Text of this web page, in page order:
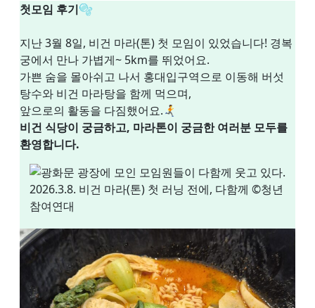
첫모임 후기🫧
지난 3월 8일, 비건 마라(톤) 첫 모임이 있었습니다! 경복
궁에서 만나 가볍게~ 5km를 뛰었어요.
가쁜 숨을 몰아쉬고 나서 홍대입구역으로 이동해 버섯
탕수와 비건 마라탕을 함께 먹으며,
앞으로의 활동을 다짐했어요.🏃‍➡️
비건 식당이 궁금하고, 마라톤이 궁금한 여러분 모두를
환영합니다.
2026.3.8. 비건 마라(톤) 첫 러닝 전에, 다함께 ©청년
참여연대